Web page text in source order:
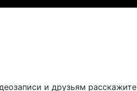
и друзьям